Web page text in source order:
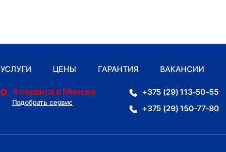
УСЛУГИ ЦЕНЫ ГАРАНТИЯ ВАКАНСИИ
4 сервиса в Минске
Подобрать сервис
+375 (29) 113-50-55
+375 (29) 150-77-80